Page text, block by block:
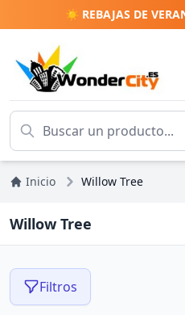
☀️ REBAJAS DE
Inicio Willow Tree
Willow Tree
Filtros